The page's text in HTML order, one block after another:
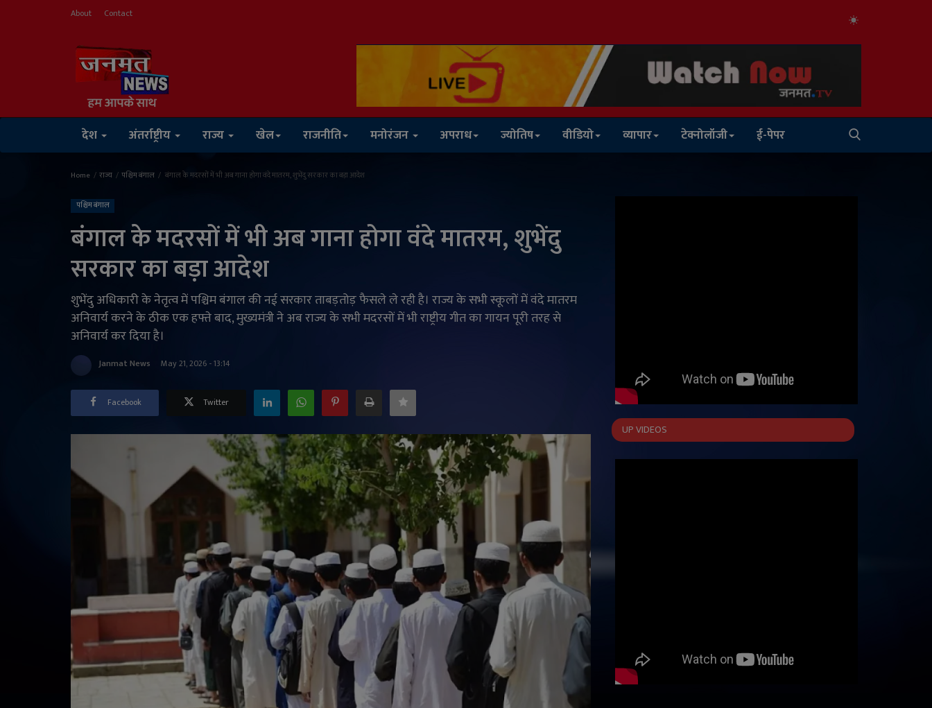
About Contact
देश अंतर्राष्ट्रीय राज्य खेल राजनीति मनोरंजन अपराध ज्योतिष वीडियो व्यापार टेक्नोलॉजी ई-पेपर
Home राज्य पश्चिम बंगाल बंगाल के मदरसों में भी अब गाना होगा वंदे मातरम, शुभेंदु सरकार का बड़ा आदेश
पश्चिम बंगाल
बंगाल के मदरसों में भी अब गाना होगा वंदे मातरम, शुभेंदु
सरकार का बड़ा आदेश
शुभेंदु अधिकारी के नेतृत्व में पश्चिम बंगाल की नई सरकार ताबड़तोड़ फैसले ले रही है। राज्य के सभी स्कूलों में वंदे मातरम
अनिवार्य करने के ठीक एक हफ्ते बाद, मुख्यमंत्री ने अब राज्य के सभी मदरसों में भी राष्ट्रीय गीत का गायन पूरी तरह से
अनिवार्य कर दिया है।
Janmat News May 21, 2026 - 13:14
Facebook Twitter
UP VIDEOS